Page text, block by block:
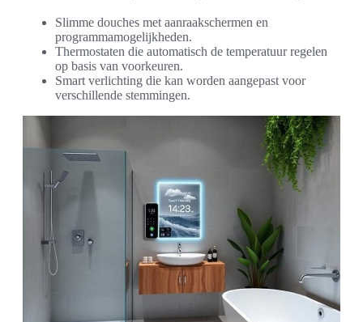
Slimme douches met aanraakschermen en
programmamogelijkheden.
Thermostaten die automatisch de temperatuur regelen
op basis van voorkeuren.
Smart verlichting die kan worden aangepast voor
verschillende stemmingen.